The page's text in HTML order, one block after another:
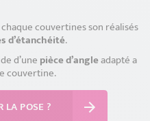
couvertines son réalisés
d’étanchéité.
d’une pièce d’angleadapté a
couvertine.
LA POSE ?